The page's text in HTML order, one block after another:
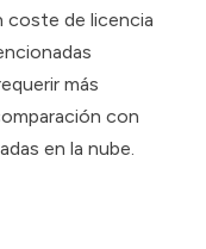
coste de licencia
más
con
en la nube.